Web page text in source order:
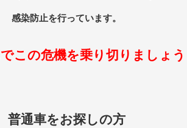
感染防止を行っています。
この危機を乗り切りましょう
普通車をお探しの方